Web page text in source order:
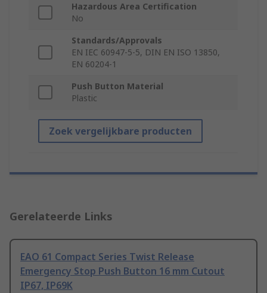
Hazardous Area Certification
No
Standards/Approvals
EN IEC 60947-5-5, DIN EN ISO 13850,
EN 60204-1
Push Button Material
Plastic
Zoek vergelijkbare producten
Gerelateerde Links
EAO 61 Compact Series Twist Release
Emergency Stop Push Button 16 mm Cutout
IP67, IP69K